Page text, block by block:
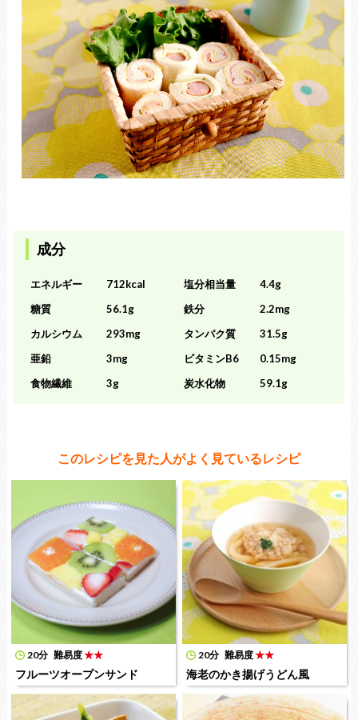
成分
エネルギー 712kcal 塩分相当量
4.4g
糖質
56.1g 鉄分
2.2mg
カルシウム
293mg タンパク質
31.5g
亜鉛
3mg ビタミンB6
0.15mg
食物繊維
3g 炭水化物 59.1g
このレシピを見た人がよく見ているレシピ
20分 難易度★★
フルーツオープンサンド
20分 難易度★★
海老のかき揚げうどん風